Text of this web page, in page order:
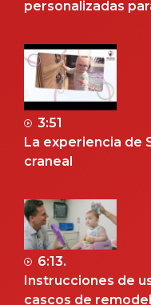
personalizadas
3:51
La experiencia de
craneal
6:13.
Instrucciones de
cascos de